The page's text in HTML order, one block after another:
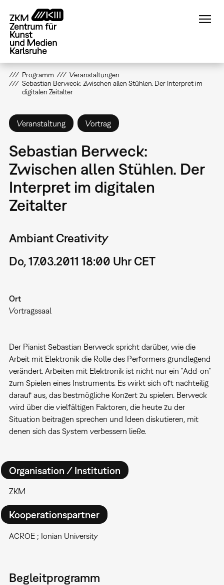
zum
Inhalt
Programm
Veranstaltungen
Sebastian Berweck: Zwischen allen Stühlen. Der Interpret im
digitalen Zeitalter
Veranstaltung Vortrag
Sebastian Berweck:
Zwischen allen Stühlen. Der
Interpret im digitalen
Zeitalter
Ambiant Creativity
Do, 17.03.2011 18:00 Uhr CET
Ort
Vortragssaal
Der Pianist Sebastian Berweck spricht darüber, wie die
Arbeit mit Elektronik die Rolle des Performers grundlegend
verändert. Arbeiten mit Elektronik ist nicht nur ein "Add-on"
zum Spielen eines Instruments. Es wirkt sich oft nachteilig
darauf aus, das bestmögliche Konzert zu spielen. Berweck
wird über die vielfältigen Faktoren, die heute zu der
Situation beitragen sprechen und Ideen diskutieren, mit
denen sich das System verbessern ließe.
Organisation / Institution
ZKM
Kooperationspartner
ACROE ; Ionian University
Begleitprogramm